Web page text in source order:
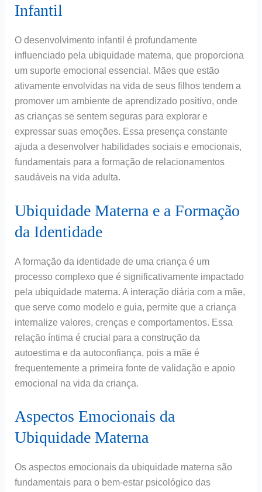
Infantil
O desenvolvimento infantil é profundamente
influenciado pela ubiquidade materna, que proporciona
um suporte emocional essencial. Mães que estão
ativamente envolvidas na vida de seus filhos tendem a
promover um ambiente de aprendizado positivo, onde
as crianças se sentem seguras para explorar e
expressar suas emoções. Essa presença constante
ajuda a desenvolver habilidades sociais e emocionais,
fundamentais para a formação de relacionamentos
saudáveis na vida adulta.
Ubiquidade Materna e a Formação
da Identidade
A formação da identidade de uma criança é um
processo complexo que é significativamente impactado
pela ubiquidade materna. A interação diária com a mãe,
que serve como modelo e guia, permite que a criança
internalize valores, crenças e comportamentos. Essa
relação íntima é crucial para a construção da
autoestima e da autoconfiança, pois a mãe é
frequentemente a primeira fonte de validação e apoio
emocional na vida da criança.
Aspectos Emocionais da
Ubiquidade Materna
Os aspectos emocionais da ubiquidade materna são
fundamentais para o bem-estar psicológico das